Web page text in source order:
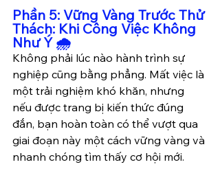
Phần 5: Vững Vàng Trước Thử
Thách: Khi Công Việc Không
Như Ý 🌧️
Không phải lúc nào hành trình sự
nghiệp cũng bằng phẳng. Mất việc là
một trải nghiệm khó khăn, nhưng
nếu được trang bị kiến thức đúng
đắn, bạn hoàn toàn có thể vượt qua
giai đoạn này một cách vững vàng và
nhanh chóng tìm thấy cơ hội mới.